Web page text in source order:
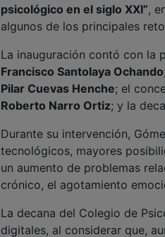
psicológico en el siglo XXI”,
algunos de los principales
La inauguración contó con la
Francisco Santolaya Ochando
Pilar Cuevas Henche; el
Roberto Narro Ortiz; y la
Durante su intervención,
tecnológicos, mayores
un aumento de problemas
crónico, el agotamiento
La decana del Colegio de
digitales, al considerar que,